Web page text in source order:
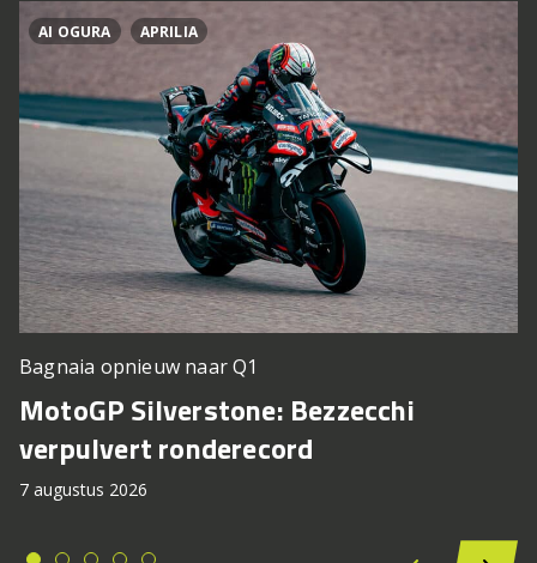
AI OGURA APRILIA
Bagnaia opnieuw naar Q1
MotoGP Silverstone: Bezzecchi
verpulvert ronderecord
7 augustus 2026